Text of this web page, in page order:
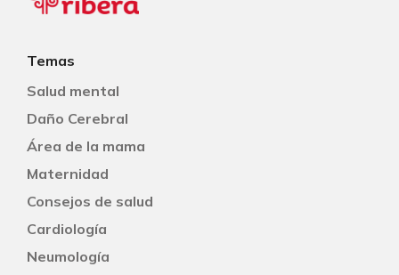
Temas
Salud mental
Daño Cerebral
Área de la mama
Maternidad
Consejos de salud
Cardiología
Neumología